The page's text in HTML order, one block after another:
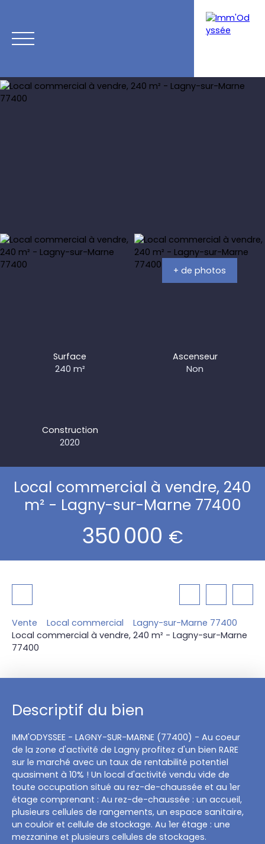
+ de photos
Surface
240 m²
Ascenseur
Non
Construction
2020
Local commercial à vendre, 240
m² - Lagny-sur-Marne 77400
350 000 €
Vente Local commercial
Lagny-sur-Marne 77400
Local commercial à vendre, 240 m² - Lagny-sur-Marne
77400
Descriptif du bien
IMM'ODYSSEE - LAGNY-SUR-MARNE (77400) - Au coeur
de la zone d'activité de Lagny profitez d'un bien RARE
sur le marché avec un taux de rentabilité potentiel
quasiment à 10% ! Un local d'activité vendu vide de
toute occupation situé au rez-de-chaussée et au 1er
étage comprenant : Au rez-de-chaussée : un accueil,
plusieurs cellules de rangements, un espace sanitaire,
un couloir et cellule de stockage. Au 1er étage : une
mezzanine et plusieurs cellules de stockages.